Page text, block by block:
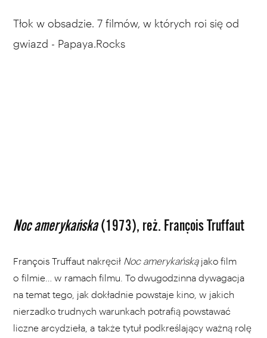
Tłok w obsadzie. 7 filmów, w których roi się od
gwiazd - Papaya.Rocks
Noc amerykańska(1973), reż. François Truffaut
François Truffaut nakręcił Noc amerykańskąjako film
o filmie… w ramach filmu. To dwugodzinna dywagacja
na temat tego, jak dokładnie powstaje kino, w jakich
nierzadko trudnych warunkach potrafią powstawać
liczne arcydzieła, a także tytuł podkreślający ważną rolę